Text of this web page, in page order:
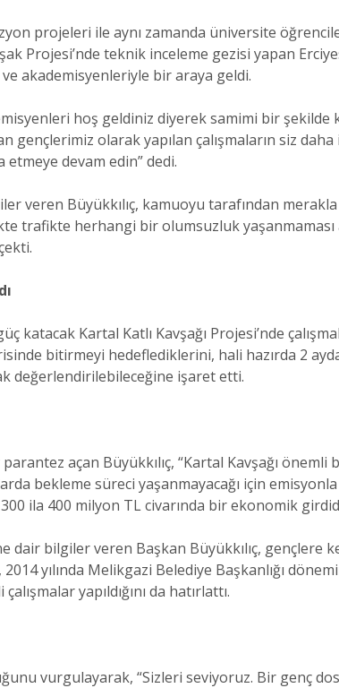
projeleri ile aynı zamanda üniversite
Projesi’nde teknik inceleme gezisi yapan
akademisyenleriyle bir araya geldi.
hoş geldiniz diyerek samimi bir şekilde
gençlerimiz olarak yapılan çalışmaların siz
devam edin” dedi.
veren Büyükkılıç, kamuoyu tarafından
trafikte herhangi bir olumsuzluk
katacak Kartal Katlı Kavşağı Projesi’nde
bitirmeyi hedeflediklerini, hali hazırda 2
değerlendirilebileceğine işaret etti.
açan Büyükkılıç, “Kartal Kavşağı önemli
bekleme süreci yaşanmayacağı için emisyonla
ila 400 milyon TL civarında bir ekonomik
dair bilgiler veren Başkan Büyükkılıç, gençlere
yılında Melikgazi Belediye Başkanlığı
yapıldığını da hatırlattı.
vurgulayarak, “Sizleri seviyoruz. Bir genç